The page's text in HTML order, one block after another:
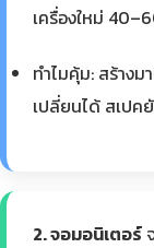
เครื่องใหม่
ทำไมคุ้ม: สร้างม
เปลี่ยนได้ สเปค
2. จอมอนิเตอร์